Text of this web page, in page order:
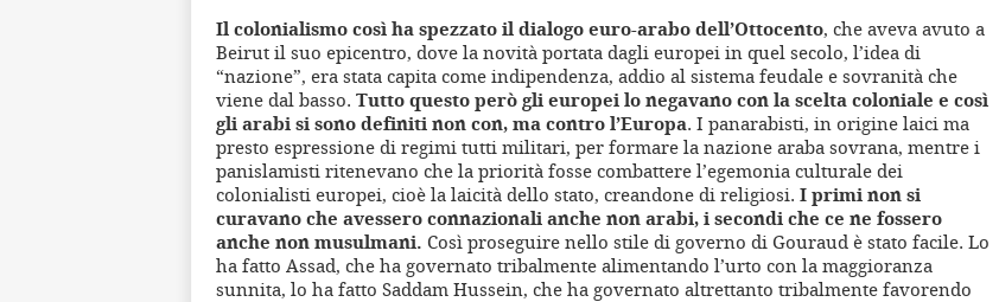
Il colonialismo così ha spezzato il dialogo euro-arabo dell’Ottocento, che aveva avuto a
Beirut il suo epicentro, dove la novità portata dagli europei in quel secolo, l’idea di
“nazione”, era stata capita come indipendenza, addio al sistema feudale e sovranità che
viene dal basso. Tutto questo però gli europei lo negavano con la scelta coloniale e così
gli arabi si sono definiti non con, ma contro l’Europa. I panarabisti, in origine laici ma
presto espressione di regimi tutti militari, per formare la nazione araba sovrana, mentre i
panislamisti ritenevano che la priorità fosse combattere l’egemonia culturale dei
colonialisti europei, cioè la laicità dello stato, creandone di religiosi. I primi non si
curavano che avessero connazionali anche non arabi, i secondi che ce ne fossero
anche non musulmani. Così proseguire nello stile di governo di Gouraud è stato facile. Lo
ha fatto Assad, che ha governato tribalmente alimentando l’urto con la maggioranza
sunnita, lo ha fatto Saddam Hussein, che ha governato altrettanto tribalmente favorendo